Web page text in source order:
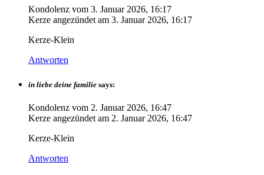
Kondolenz vom 3. Januar 2026, 16:17
Kerze angezündet am 3. Januar 2026, 16:17
Kerze-Klein
Antworten
in liebe deine familie says:
Kondolenz vom 2. Januar 2026, 16:47
Kerze angezündet am 2. Januar 2026, 16:47
Kerze-Klein
Antworten